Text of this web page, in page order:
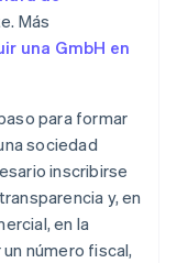
Más
una GmbH en
para formar
sociedad
inscribirse
y, en
en la
número fiscal,